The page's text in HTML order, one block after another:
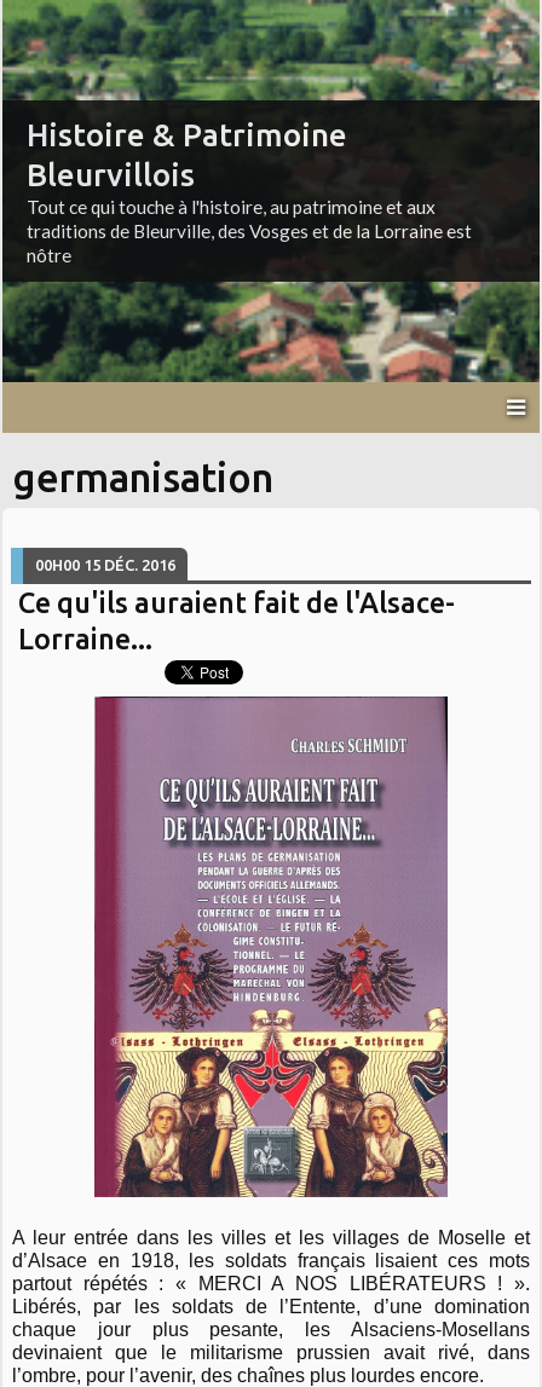
Histoire & Patrimoine
Bleurvillois
Tout ce qui touche à l'histoire, au patrimoine et aux
traditions de Bleurville, des Vosges et de la Lorraine est
nôtre
germanisation
00H00 15 DÉC. 2016
Ce qu'ils auraient fait de l'Alsace-
Lorraine...
A leur entrée dans les villes et les villages de Moselle et
d’Alsace en 1918, les soldats français lisaient ces mots
partout répétés : « MERCI A NOS LIBÉRATEURS ! ».
Libérés, par les soldats de l’Entente, d’une domination
chaque jour plus pesante, les Alsaciens-Mosellans
devinaient que le militarisme prussien avait rivé, dans
l’ombre, pour l’avenir, des chaînes plus lourdes encore.